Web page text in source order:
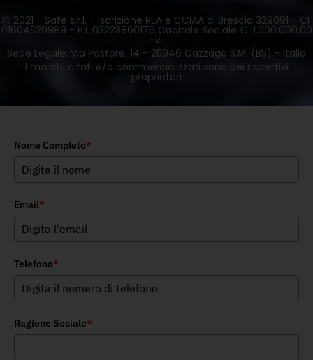
Ⓒ 2021 - Safe s.r.l. - Iscrizione REA e CCiAA di Brescia 329091 - CF
01604520989 - P.I. 03223860176 Capitale Sociale €. 1.000.000,00
i.v.
Sede Legale: Via Pastore, 14 - 25046 Cazzago S.M. (BS) - Italia
I marchi citati e/o commercializzati sono dei rispettivi
proprietari
Nome Completo*
Email*
Telefono*
Ragione Sociale*